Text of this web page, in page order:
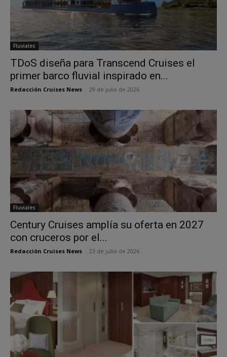
Fluviales
TDoS diseña para Transcend Cruises el
primer barco fluvial inspirado en...
Redacción Cruises News 29 de julio de 2026
Fluviales
Century Cruises amplía su oferta en 2027
con cruceros por el...
Redacción Cruises News 23 de julio de 2026